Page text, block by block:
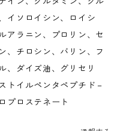
イソロイシン、ロイシ
アラニン、プロリン、セ
、チロシン、バリン、フ
、ダイズ油、グリセリ
トイルペンタペプチド－
プロステネート